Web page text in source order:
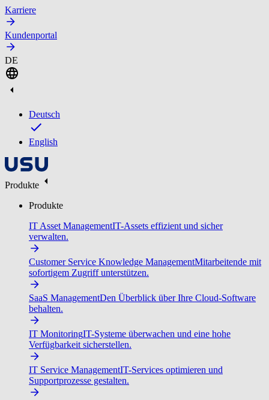
Karriere
Kundenportal
DE
Deutsch
English
Produkte
Produkte
IT Asset ManagementIT-Assets effizient und sicher
verwalten.
Customer Service Knowledge ManagementMitarbeitende mit
sofortigem Zugriff unterstützen.
SaaS ManagementDen Überblick über Ihre Cloud-Software
behalten.
IT MonitoringIT-Systeme überwachen und eine hohe
Verfügbarkeit sicherstellen.
IT Service ManagementIT-Services optimieren und
Supportprozesse gestalten.